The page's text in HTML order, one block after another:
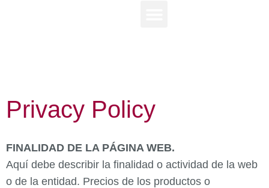
Privacy Policy
FINALIDAD DE LA PÁGINA WEB.
Aquí debe describir la finalidad o actividad de la web
o de la entidad. Precios de los productos o